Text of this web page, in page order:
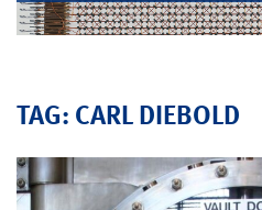
TAG: CARL DIEBOLD